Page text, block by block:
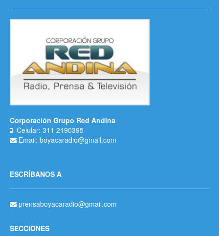
Corporación Grupo Red Andina
Celular: 311 2190395
Email: boyacaradio@gmail.com
ESCRÍBANOS A
prensaboyacaradio@gmail.com
SECCIONES